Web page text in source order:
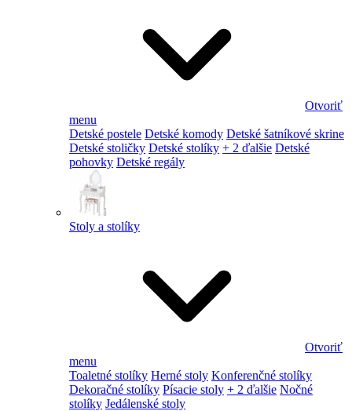
Otvoriť
menu
Detské postele Detské komody Detské šatníkové skrine
Detské stoličky Detské stolíky + 2 ďalšie Detské
pohovky Detské regály
Stoly a stolíky
Otvoriť
menu
Toaletné stolíky Herné stoly Konferenčné stolíky
Dekoračné stolíky Písacie stoly + 2 ďalšie Nočné
stolíky Jedálenské stoly